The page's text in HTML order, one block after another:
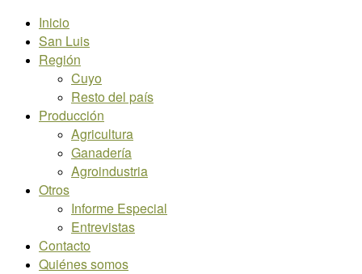
Inicio
San Luis
Región
Cuyo
Resto del país
Producción
Agricultura
Ganadería
Agroindustria
Otros
Informe Especial
Entrevistas
Contacto
Quiénes somos